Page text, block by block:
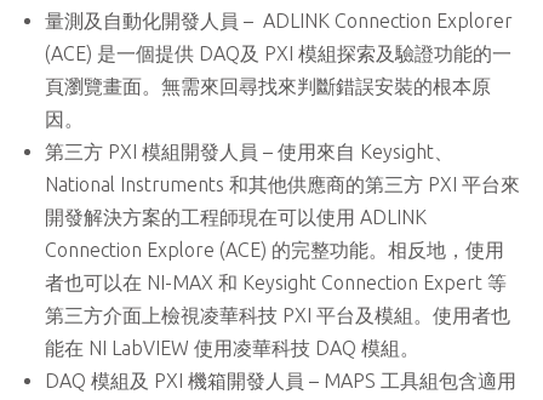
量測及自動化開發人員 – ADLINK Connection Explorer
(ACE) 是一個提供 DAQ及 PXI 模組探索及驗證功能的一
頁瀏覽畫面。無需來回尋找來判斷錯誤安裝的根本原
因。
第三方 PXI 模組開發人員 – 使用來自 Keysight、
National Instruments 和其他供應商的第三方 PXI 平台來
開發解決方案的工程師現在可以使用 ADLINK
Connection Explore (ACE) 的完整功能。相反地，使用
者也可以在 NI-MAX 和 Keysight Connection Expert 等
第三方介面上檢視凌華科技 PXI 平台及模組。使用者也
能在 NI LabVIEW 使用凌華科技 DAQ 模組。
DAQ 模組及 PXI 機箱開發人員 – MAPS 工具組包含適用